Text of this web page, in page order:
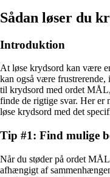
Sådan løser du
Introduktion
At løse krydsord kan være
kan også være
til krydsord med ordet
finde de rigtige svar. Her er
løse krydsord med det
Tip #1: Find mulige
Når du støder på ordet
afhængigt af